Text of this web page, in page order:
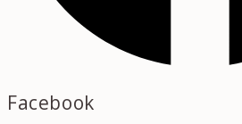
Facebook